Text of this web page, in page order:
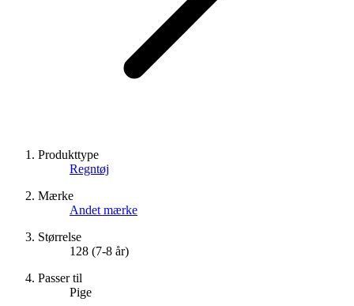
Produkttype
Regntøj
Mærke
Andet mærke
Størrelse
128 (7-8 år)
Passer til
Pige